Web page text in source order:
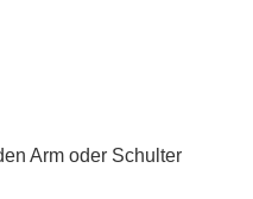
Arm oder Schulter